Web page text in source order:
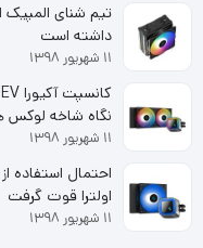
تیم شنای
داشته است
۱۱ شهریور ۱۳۹۸
نگاه شاخه لوکس
۱۱ شهریور ۱۳۹۸
اولترا قوت گرفت
۱۱ شهریور ۱۳۹۸